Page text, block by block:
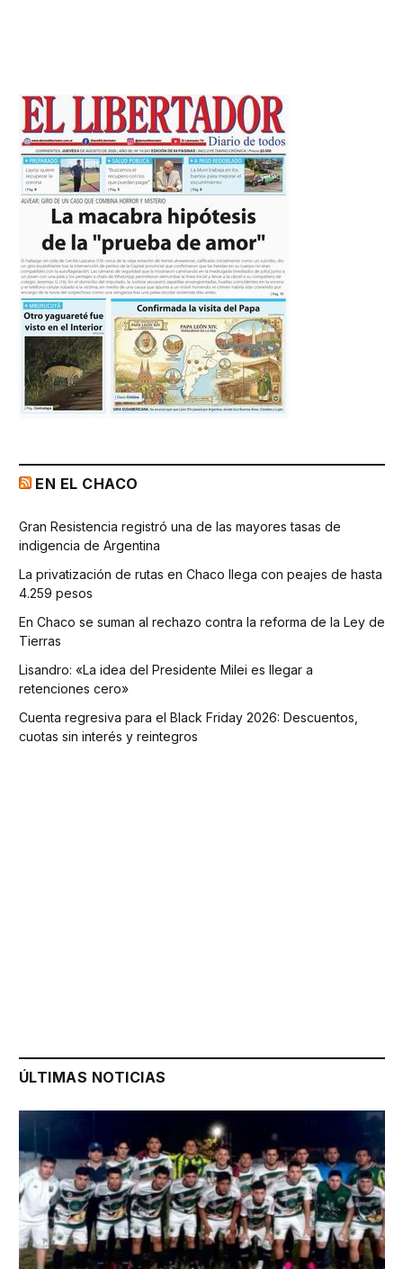
EN EL CHACO
Gran Resistencia registró una de las mayores tasas de
indigencia de Argentina
La privatización de rutas en Chaco llega con peajes de hasta
4.259 pesos
En Chaco se suman al rechazo contra la reforma de la Ley de
Tierras
Lisandro: «La idea del Presidente Milei es llegar a
retenciones cero»
Cuenta regresiva para el Black Friday 2026: Descuentos,
cuotas sin interés y reintegros
ÚLTIMAS NOTICIAS